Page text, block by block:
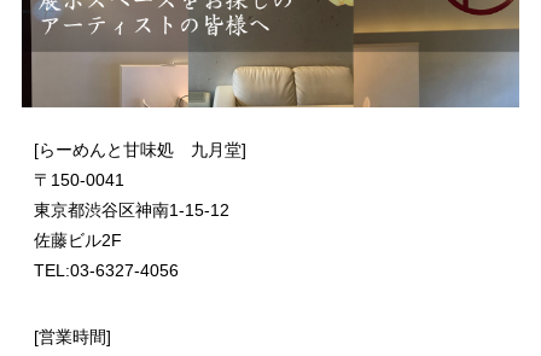
[らーめんと甘味処 九月堂]
〒 150-0041
東京都渋谷区神南1-15-12
佐藤ビル2F
TEL:03-6327-4056
[営業時間]